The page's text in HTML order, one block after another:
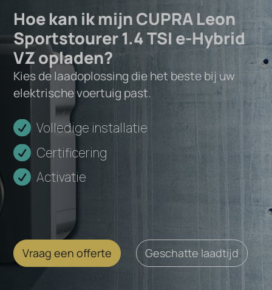
Sportstourer
1.4
TSI
e-
Hybrid
VZ
Hoe kan ik mijn CUPRA Leon
Sportstourer 1.4 TSI e-Hybrid
VZ opladen?
Kies de laadoplossing die het beste bij uw
elektrische voertuig past.
Volledige installatie
Certificering
Activatie
Vraag een offerte Geschatte laadtijd